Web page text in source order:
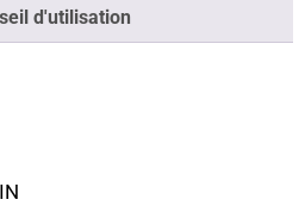
d'utilisation